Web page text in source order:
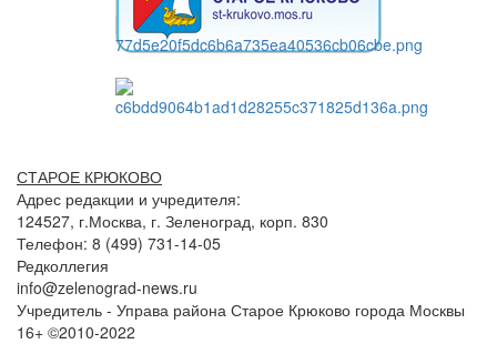
СТАРОЕ КРЮКОВО
Адрес редакции и учредителя:
124527, г.Москва, г. Зеленоград, корп. 830
Телефон: 8 (499) 731-14-05
Редколлегия
info@zelenograd-news.ru
Учредитель - Управа района Старое Крюково города Москвы
16+ ©2010-2022